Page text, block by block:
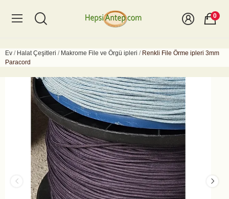
0
Ev Halat Çeşitleri Makrome File ve Örgü ipleri
Renkli File Örme ipleri 3mm
Paracord